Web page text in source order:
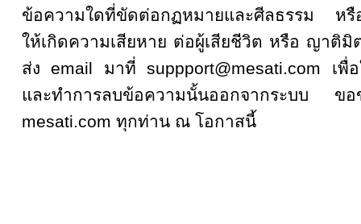
ข้อความใดที่ขัดต่อกฏหมายและศีลธรรม หรือ
ให้เกิดความเสียหาย ต่อผู้เสียชีวิต หรือ ญาติมิ
ส่ง email มาที่ suppport@mesati.com เพื่
และทำการลบข้อความนั้นออกจากระบบ ขอ
mesati.com ทุกท่าน ณ โอกาสนี้